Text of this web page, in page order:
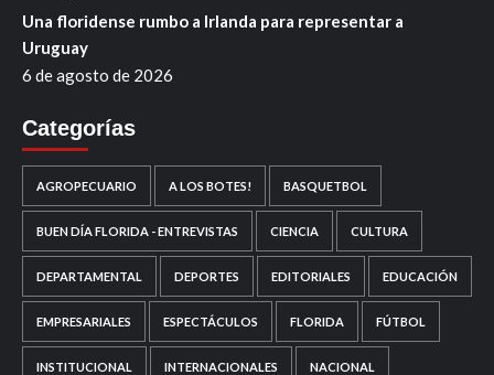
Una floridense rumbo a Irlanda para representar a
Uruguay
6 de agosto de 2026
Categorías
AGROPECUARIO A LOS BOTES! BASQUETBOL
BUEN DÍA FLORIDA - ENTREVISTAS CIENCIA CULTURA
DEPARTAMENTAL DEPORTES EDITORIALES EDUCACIÓN
EMPRESARIALES ESPECTÁCULOS FLORIDA FÚTBOL
INSTITUCIONAL INTERNACIONALES NACIONAL